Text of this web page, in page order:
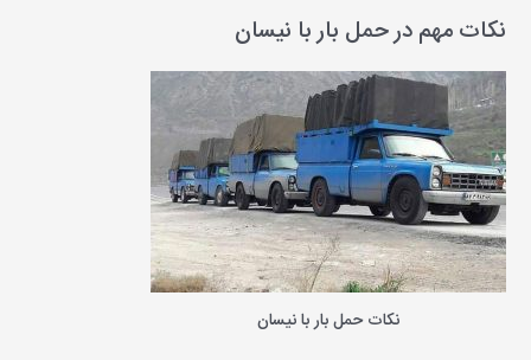
ج
ب
ر
ا
ی
:
نکات مهم در حمل بار با نیسان
نکات حمل بار با نیسان